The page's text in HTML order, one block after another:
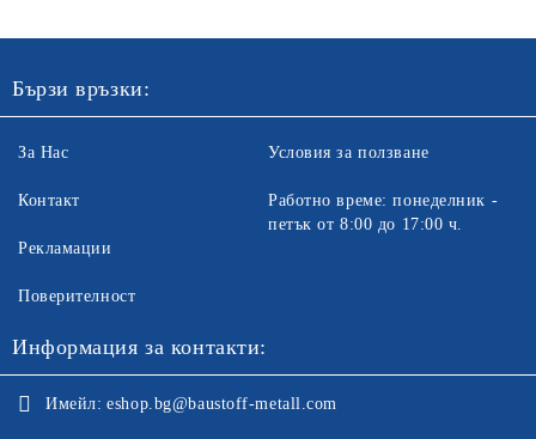
Бързи връзки:
За Нас
Контакт
Рекламации
Поверителност
Условия за ползване
Работно време: понеделник -
петък от 8:00 до 17:00 ч.
Информация за контакти:
Имейл: eshop.bg@baustoff-metall.com